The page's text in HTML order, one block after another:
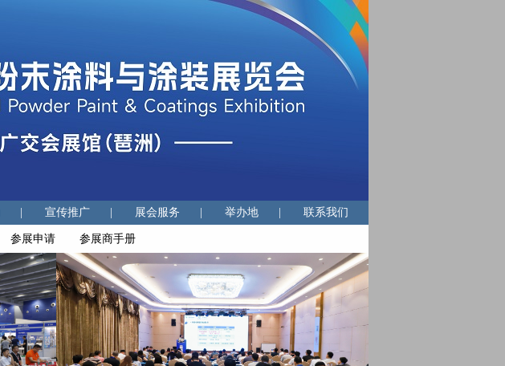
参展申请 参展商手册
宣传推广 展会服务 举办地 联系我们